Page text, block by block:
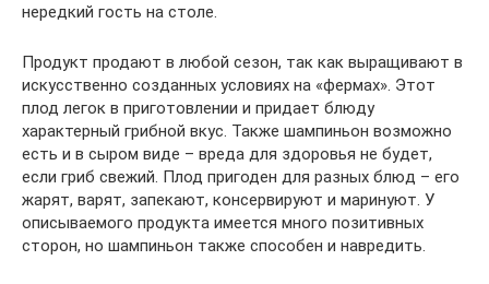
нередкий гость на столе.
Продукт продают в любой сезон, так как выращивают в
искусственно созданных условиях на «фермах». Этот
плод легок в приготовлении и придает блюду
характерный грибной вкус. Также шампиньон возможно
есть и в сыром виде – вреда для здоровья не будет,
если гриб свежий. Плод пригоден для разных блюд – его
жарят, варят, запекают, консервируют и маринуют. У
описываемого продукта имеется много позитивных
сторон, но шампиньон также способен и навредить.